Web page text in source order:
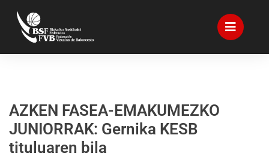
AZKEN FASEA-EMAKUMEZKO
JUNIORRAK: Gernika KESB
tituluaren bila